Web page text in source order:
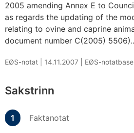
2005 amending Annex E to
as regards the updating of the
relating to ovine and caprine
document number C(2005)
EØS-notat | 14.11.2007 EØS-
Sakstrinn
Faktanotat